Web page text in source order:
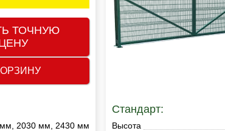
ТОЧНУЮ
2030 мм, 2430 мм
Стандарт:
Высота